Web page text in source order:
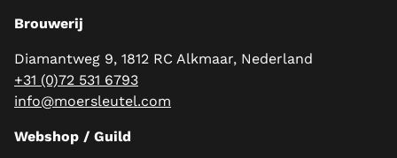
Brouwerij
Diamantweg 9, 1812 RC Alkmaar, Nederland
+31 (0)72 531 6793
info@moersleutel.com
Webshop / Guild